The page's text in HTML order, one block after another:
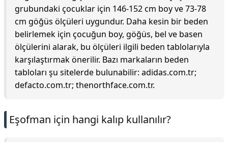
grubundaki çocuklar için 146-152 cm boy ve 73-78
cm göğüs ölçüleri uygundur. Daha kesin bir beden
belirlemek için çocuğun boy, göğüs, bel ve basen
ölçülerini alarak, bu ölçüleri ilgili beden tablolarıyla
karşılaştırmak önerilir. Bazı markaların beden
tabloları şu sitelerde bulunabilir: adidas.com.tr;
defacto.com.tr; thenorthface.com.tr.
Eşofman için hangi kalıp kullanılır?